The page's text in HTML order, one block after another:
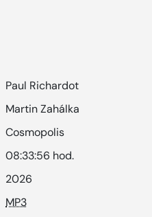
Paul Richardot
Martin Zahálka
Cosmopolis
08:33:56 hod.
2026
MP3